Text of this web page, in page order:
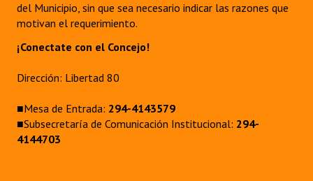
del Municipio, sin que sea necesario indicar las razones que
motivan el requerimiento.
¡Conectate con el Concejo!
Dirección: Libertad 80
■Mesa de Entrada: 294-4143579
■Subsecretaría de Comunicación Institucional: 294-
4144703